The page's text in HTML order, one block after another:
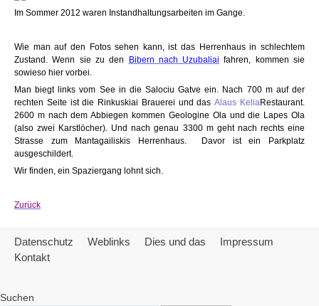
Im Sommer 2012 waren Instandhaltungsarbeiten im Gange.
Wie man auf den Fotos sehen kann, ist das Herrenhaus in schlechtem
Zustand. Wenn sie zu den
Bibern nach Uzubaliai fahren, kommen sie
sowieso hier vorbei.
Man biegt links vom See in die Salociu Gatve ein. Nach 700 m auf der
rechten Seite ist die Rinkuskiai Brauerei und dasAlaus KeliaRestaurant.
2600 m nach dem Abbiegen kommen Geologine Ola und die Lapes Ola
(also zwei Karstlöcher). Und nach genau 3300 m geht nach rechts eine
Strasse zum Mantagailiskis Herrenhaus. Davor ist ein Parkplatz
ausgeschildert.
Wir finden, ein Spaziergang lohnt sich.
Zurück
Datenschutz Weblinks Dies und das
Impressum
Kontakt
Suchen